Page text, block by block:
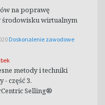
na poprawę
środowisku wirtualnym
Doskonalenie zawodowe
metody i techniki
- część 3.
Selling®